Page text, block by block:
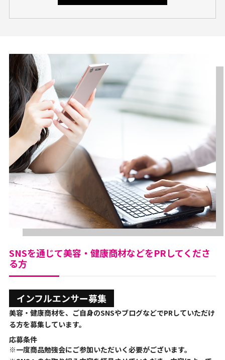
SNSを通じて美容・健康商材などをPRしてくださ
る方
インフルエンサー募集
美容・健康商材を、ご自身のSNSやブログなどでPRしていただけ
る方を募集しています。
応募条件
※一度商品勉強会にご参加いただいく必要がございます。